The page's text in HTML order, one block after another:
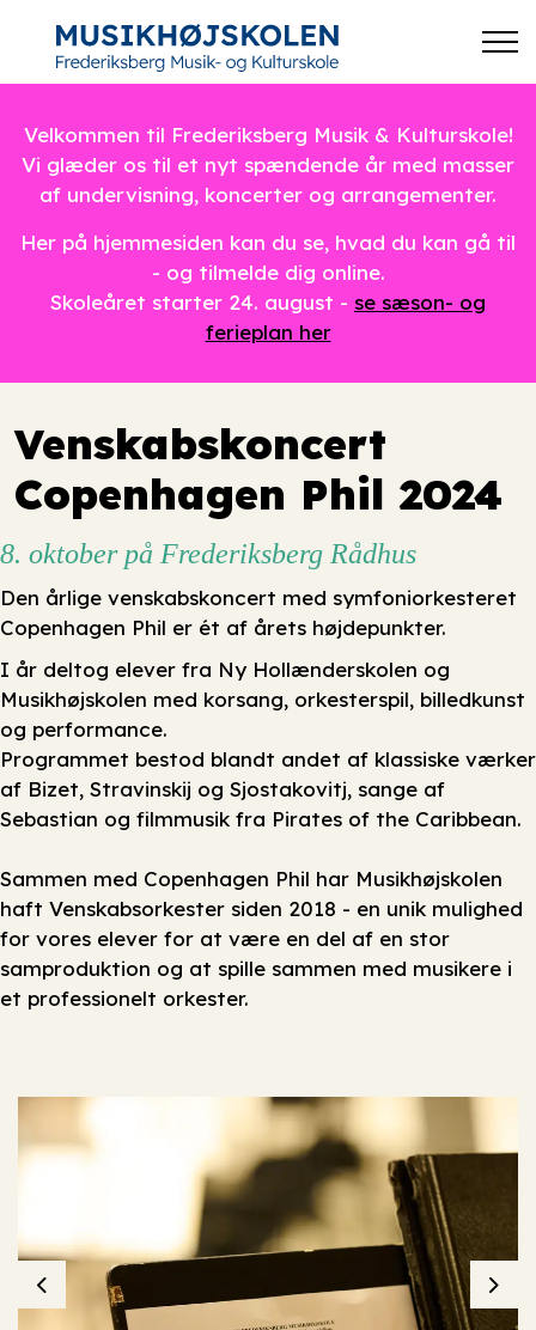
Velkommen til Frederiksberg Musik & Kulturskole!
Vi glæder os til et nyt spændende år med masser
af undervisning, koncerter og arrangementer.
Her på hjemmesiden kan du se, hvad du kan gå til
- og tilmelde dig online.
Skoleåret starter 24. august - se sæson- og
ferieplan her
Venskabskoncert
Copenhagen Phil 2024
8. oktober på Frederiksberg Rådhus
Den årlige venskabskoncert med symfoniorkesteret
Copenhagen Phil er ét af årets højdepunkter.
I år deltog elever fra Ny Hollænderskolen og
Musikhøjskolen med korsang, orkesterspil, billedkunst
og performance.
Programmet bestod blandt andet af klassiske værker
af Bizet, Stravinskij og Sjostakovitj, sange af
Sebastian og filmmusik fra Pirates of the Caribbean.
Sammen med Copenhagen Phil har Musikhøjskolen
haft Venskabsorkester siden 2018 - en unik mulighed
for vores elever for at være en del af en stor
samproduktion og at spille sammen med musikere i
et professionelt orkester.
Previous